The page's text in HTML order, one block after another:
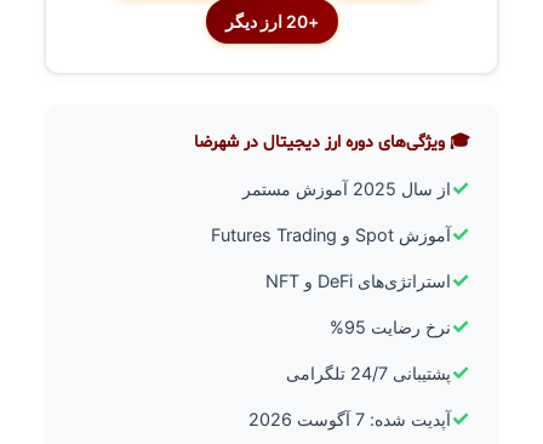
+20 ارز دیگر
🎓 ویژگی‌های دوره ارز دیجیتال در شهرضا
✓از سال 2025 آموزش مستمر
✓آموزش Spot و Futures Trading
✓استراتژی‌های DeFi و NFT
✓نرخ رضایت 95%
✓پشتیبانی 24/7 تلگرامی
✓آپدیت شده: 7 آگوست 2026